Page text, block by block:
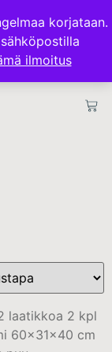
korjataan.
ilmoitus